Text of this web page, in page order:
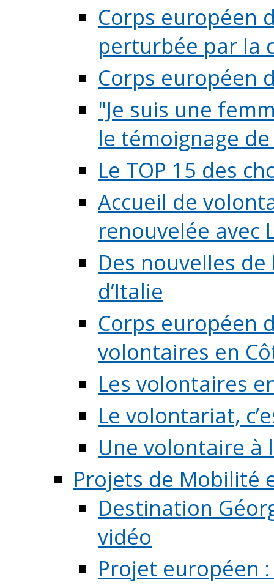
Corps européen
perturbée par la
Corps européen
"Je suis une
le témoignage de
Le TOP 15 des
Accueil de
renouvelée avec
Des nouvelles
d’Italie
Corps européen
volontaires en
Les volontaires
Le volontariat,
Une volontaire à
Projets de Mobilité
Destination
vidéo
Projet européen